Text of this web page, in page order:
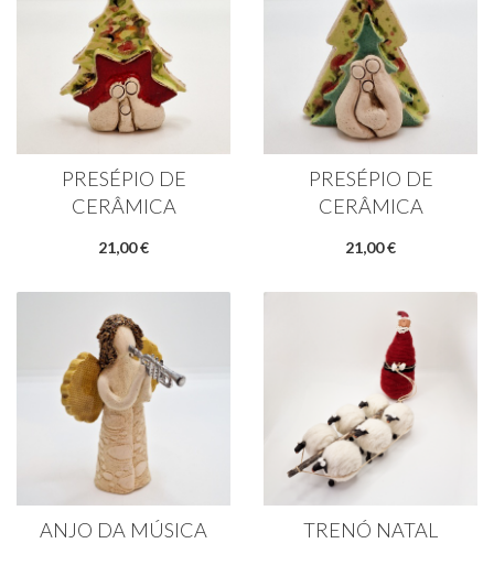
PRESÉPIO DE
CERÂMICA
21,00 €
PRESÉPIO DE
CERÂMICA
21,00 €
ANJO DA MÚSICA TRENÓ NATAL